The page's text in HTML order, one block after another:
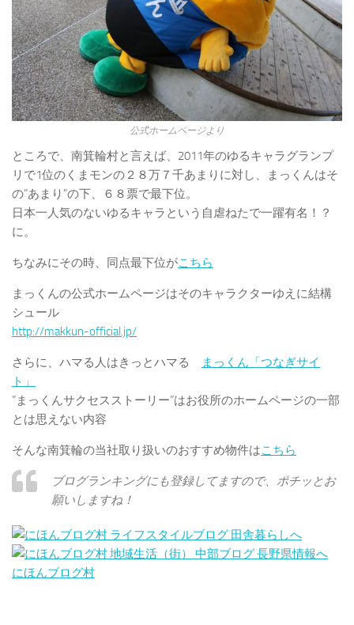
公式ホームページより
ところで、南箕輪村と言えば、2011年のゆるキャラグランプ
リで1位のくまモンの２８万７千あまりに対し、まっくんはそ
の”あまり”の下、６８票で最下位。
日本一人気のないゆるキャラという自虐ねたで一躍有名！？
に。
ちなみにその時、同点最下位がこちら
まっくんの公式ホームページはそのキャラクターゆえに結構
シュール
http://makkun-official.jp/
さらに、ハマる人はきっとハマる
まっくん「つなぎサイ
ト」
”まっくんサクセスストーリー”はお役所のホームページの一部
とは思えない内容
そんな南箕輪の当社取り扱いのおすすめ物件はこちら
ブログランキングにも登録してますので、ポチッとお
願いしますね！
にほんブログ村